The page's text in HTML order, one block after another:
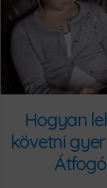
Hogyan
követni